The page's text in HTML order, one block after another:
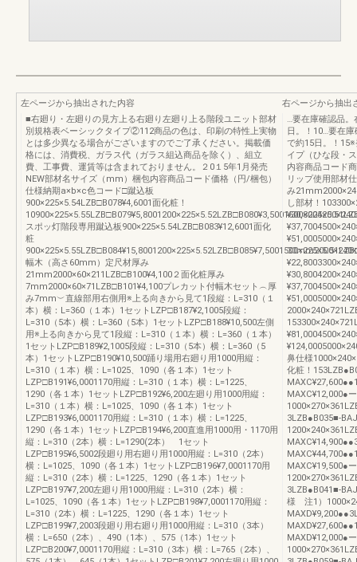
左ページから抽出された内容
■右廻り・左廻りの見方上る右廻り左廻り上る階段ユニット部材
別規格表ベーシックタイプ②112商品の色は、印刷の特性上実物
とは多少異なる場合がございますのでご了承ください。掲載価
格には、消費税、ガラス代（ガラス組込商品を除く）、組立
費、工事費、運賃等は含まれておりません。２0１5年1月発売
NEW部材名サイズ（mm）梱包内容商品コード価格（円/梱包）
仕様納期a×b×c色コード□蹴込板
900×225×5.54LZB□B078¥4,6001面化粧！
スポッ灯階段専用蹴込板900×225×5.54LZB□B083¥12,6001面化
粧
幅木（高さ60mm）定尺材厚み
21mm2000×60×211LZB□B100¥4,100２面化粧厚み
7mm2000×60×71LZB□B101¥4,100プレカット付幅木セット︵厚
み7mm︶直線部用右側用※上る向きから見て1段縦：L=310（１
本）横：L=360（１本）1セットLZP□B187¥2,1005段縦：
L=310（5本）横：L=360（5本）1セットLZP□B188¥10,500左側
用※上る向きから見て1段縦：L=310（１本）横：L=360（１本）
1セットLZP□B189¥2,1005段縦：L=310（5本）横：L=360（5
本）1セットLZP□B190¥10,500踊り場用右廻り用1000用縦：
L=310（１本）横：L=1025、1090（各１本）1セット
LZP□B191¥6,0001170用縦：L=310（１本）横：L=1225、
1290（各１本）1セットLZP□B192¥6,200左廻り用1000用縦：
L=310（１本）横：L=1025、1090（各１本）1セット
LZP□B193¥6,0001170用縦：L=310（１本）横：L=1225、
1290（各１本）1セットLZP□B194¥6,200直進用1000用・1170用
縦：L=310（2本）横：L=1290(2本） 1セット
LZP□B195¥6,5002段廻り用右廻り用1000用縦：L=310（2本）
横：L=1025、1090（各１本）1セットLZP□B196¥7,0001170用
縦：L=310（2本）横：L=1225、1290（各１本）1セット
LZP□B197¥7,200左廻り用1000用縦：L=310（2本）横：
L=1025、1090（各１本）1セットLZP□B198¥7,0001170用縦：
L=310（2本）横：L=1225、1290（各１本）1セット
LZP□B199¥7,2003段廻り用右廻り用1000用縦：L=310（3本）
横：L=650（2本）、490（1本）、575（1本）1セット
LZP□B200¥7,0001170用縦：L=310（3本）横：L=765（2本）、
右ページから抽出
…要在庫確認品。
日。！10…要在
で約15日。！
イプ（ひな段・
内容商品コード
リップ使用部材
み
し部材！
鼻仕様
化粧！
MAXC¥12,000●
3LZB●B035■-
MAXC¥19,500●
3LZB●B041■-
様 注1）
MAXD¥12,000●